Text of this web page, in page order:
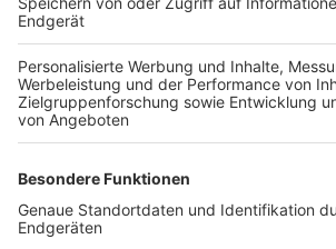
TOP-VEREINE
TOP-PARTNER